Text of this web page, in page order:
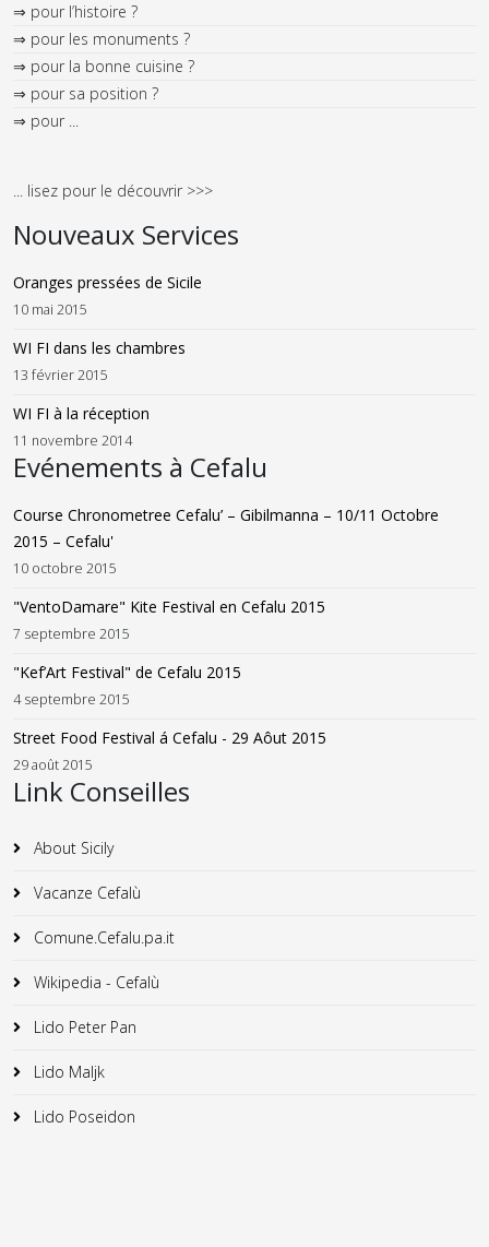
⇒ pour l’histoire ?
⇒ pour les monuments ?
⇒ pour la bonne cuisine ?
⇒ pour sa position ?
⇒ pour ...
... lisez pour le découvrir >>>
Nouveaux Services
Oranges pressées de Sicile
10 mai 2015
WI FI dans les chambres
13 février 2015
WI FI à la réception
11 novembre 2014
Evénements à Cefalu
Course Chronometree Cefalu’ – Gibilmanna – 10/11 Octobre
2015 – Cefalu'
10 octobre 2015
"VentoDamare" Kite Festival en Cefalu 2015
7 septembre 2015
"Kef’Art Festival" de Cefalu 2015
4 septembre 2015
Street Food Festival á Cefalu - 29 Aôut 2015
29 août 2015
Link Conseilles
About Sicily
Vacanze Cefalù
Comune.Cefalu.pa.it
Wikipedia - Cefalù
Lido Peter Pan
Lido Maljk
Lido Poseidon